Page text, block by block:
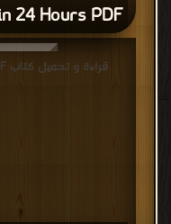
24 Hours PDF
قراءة و تحميل كتاب Arduino For Dummies PDF مجانا